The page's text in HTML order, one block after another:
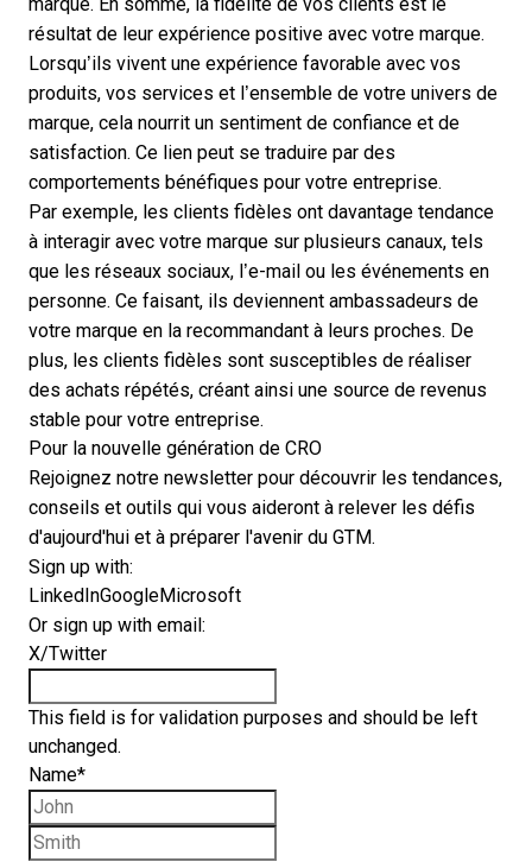
marque. En somme, la fidélité de vos clients est le
résultat de leur expérience positive avec votre marque.
Lorsqu’ils vivent une expérience favorable avec vos
produits, vos services et l’ensemble de votre univers de
marque, cela nourrit un sentiment de confiance et de
satisfaction. Ce lien peut se traduire par des
comportements bénéfiques pour votre entreprise.
Par exemple, les clients fidèles ont davantage tendance
à interagir avec votre marque sur plusieurs canaux, tels
que les réseaux sociaux, l’e-mail ou les événements en
personne. Ce faisant, ils deviennent ambassadeurs de
votre marque en la recommandant à leurs proches. De
plus, les clients fidèles sont susceptibles de réaliser
des achats répétés, créant ainsi une source de revenus
stable pour votre entreprise.
Pour la nouvelle génération de CRO
Rejoignez notre newsletter pour découvrir les tendances,
conseils et outils qui vous aideront à relever les défis
d'aujourd'hui et à préparer l'avenir du GTM.
Sign up with:
LinkedInGoogleMicrosoft
Or sign up with email:
X/Twitter
This field is for validation purposes and should be left
unchanged.
Name*